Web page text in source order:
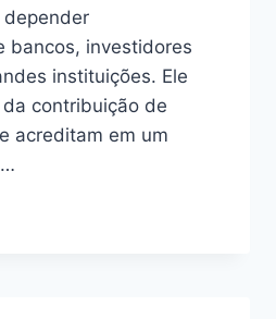
depender
bancos, investidores
instituições. Ele
contribuição de
acreditam em um